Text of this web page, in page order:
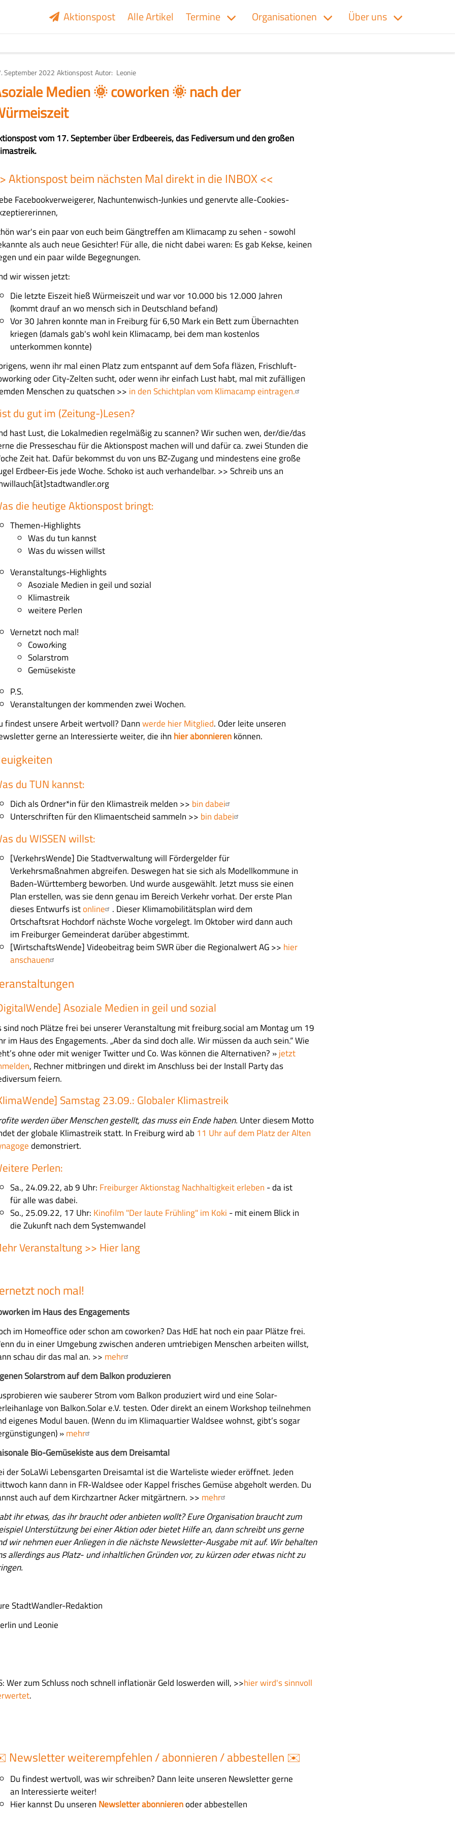
Aktionspost Alle Artikel Termine Organisationen Über uns
September 2022 Art
des
Artikels
AktionspostAutor Leonie
Medien 🌞 coworken 🌞 nach der
vom 17. September über Erdbeereis, das Fediversum und den großen
Aktionspost beim nächsten Mal direkt in die INBOX<<
Facebookverweigerer, Nachuntenwisch-Junkies und genervte alle-Cookies-
war's ein paar von euch beim Gängtreffen am Klimacamp zu sehen - sowohl
als auch neue Gesichter! Für alle, die nicht dabei waren: Es gab Kekse, keinen
und ein paar wilde Begegnungen.
wir wissen jetzt:
Die letzte Eiszeit hieß Würmeiszeit und war vor 10.000 bis 12.000 Jahren
(kommt drauf an wo mensch sich in Deutschland befand)
Vor 30 Jahren konnte man in Freiburg für 6,50 Mark ein Bett zum Übernachten
kriegen (damals gab's wohl kein Klimacamp, bei dem man kostenlos
unterkommen konnte)
wenn ihr mal einen Platz zum entspannt auf dem Sofa fläzen, Frischluft-
oder City-Zelten sucht, oder wenn ihr einfach Lust habt, mal mit zufälligen
Menschen zu quatschen >> in den Schichtplan vom Klimacamp eintragen.
du gut im (Zeitung-)Lesen?
hast Lust, die Lokalmedien regelmäßig zu scannen? Wir suchen wen, der/die/das
die Presseschau für die Aktionspost machen will und dafür ca. zwei Stunden die
Zeit hat. Dafür bekommst du von uns BZ-Zugang und mindestens eine große
Erdbeer-Eis jede Woche. Schoko ist auch verhandelbar. >> Schreib uns an
die heutige Aktionspost bringt:
Themen-Highlights
Was du tun kannst
Was du wissen willst
Veranstaltungs-Highlights
Asoziale Medien in geil und sozial
Klimastreik
weitere Perlen
Vernetzt noch mal!
Coworking
Solarstrom
Gemüsekiste
P.S.
Veranstaltungen der kommenden zwei Wochen.
findest unsere Arbeit wertvoll? Dannwerde hier Mitglied. Oder leite unseren
gerne an Interessierte weiter, die ihn hier abonnierenkönnen.
du TUN kannst:
Dich als Ordner*in für den Klimastreik melden >> bin dabei
Unterschriften für den Klimaentscheid sammeln >> bin dabei
du WISSEN willst:
[VerkehrsWende] Die Stadtverwaltung will Fördergelder für
Verkehrsmaßnahmen abgreifen. Deswegen hat sie sich als Modellkommune in
Baden-Württemberg beworben. Und wurde ausgewählt. Jetzt muss sie einen
Plan erstellen, was sie denn genau im Bereich Verkehr vorhat. Der erste Plan
dieses Entwurfs istonline . Dieser Klimamobilitätsplan wird dem
Ortschaftsrat Hochdorf nächste Woche vorgelegt. Im Oktober wird dann auch
im Freiburger Gemeinderat darüber abgestimmt.
[WirtschaftsWende] Videobeitrag beim SWR über die Regionalwert AG >> hier
anschauen
Asoziale Medien in geil und sozial
sind noch Plätze frei bei unserer Veranstaltung mit freiburg.social am Montag um 19
im Haus des Engagements. „Aber da sind doch alle. Wir müssen da auch sein.“ Wie
ohne oder mit weniger Twitter und Co. Was können die Alternativen? »jetzt
, Rechner mitbringen und direkt im Anschluss bei der Install Party das
feiern.
Samstag 23.09.: Globaler Klimastreik
werden über Menschen gestellt, das muss ein Ende haben. Unter diesem Motto
der globale Klimastreik statt. In Freiburg wird ab 11 Uhr auf dem Platz der Alten
demonstriert.
Perlen:
Sa., 24.09.22, ab 9 Uhr: Freiburger Aktionstag Nachhaltigkeit erleben - da ist
für alle was dabei.
So., 25.09.22, 17 Uhr: Kinofilm "Der laute Frühling" im Koki - mit einem Blick in
die Zukunft nach dem Systemwandel
Veranstaltung >> Hier lang
noch mal!
im Haus des Engagements
im Homeoffice oder schon am coworken? Das HdE hat noch ein paar Plätze frei.
du in einer Umgebung zwischen anderen umtriebigen Menschen arbeiten willst,
schau dir das mal an. >> mehr
Solarstrom auf dem Balkon produzieren
wie sauberer Strom vom Balkon produziert wird und eine Solar-
von Balkon.Solar e.V. testen. Oder direkt an einem Workshop teilnehmen
eigenes Modul bauen. (Wenn du im Klimaquartier Waldsee wohnst, gibt’s sogar
»mehr
Bio-Gemüsekiste aus dem Dreisamtal
der SoLaWi Lebensgarten Dreisamtal ist die Warteliste wieder eröffnet. Jeden
kann dann in FR-Waldsee oder Kappel frisches Gemüse abgeholt werden. Du
auch auf dem Kirchzartner Acker mitgärtnern. >> mehr
ihr etwas, das ihr braucht oder anbieten wollt? Eure Organisation braucht zum
Unterstützung bei einer Aktion oder bietet Hilfe an, dann schreibt uns gerne
wir nehmen euer Anliegen in die nächste Newsletter-Ausgabe mit auf. Wir behalten
allerdings aus Platz- und inhaltlichen Gründen vor, zu kürzen oder etwas nicht zu
StadtWandler-Redaktion
und Leonie
Wer zum Schluss noch schnell inflationär Geld loswerden will, >>hier wird's sinnvoll
.
Newsletter weiterempfehlen / abonnieren / abbestellen ✉️
Du findest wertvoll, was wir schreiben? Dann leite unseren Newsletter gerne
an Interessierte weiter!
Hier kannst Du unseren Newsletter abonnierenoder abbestellen